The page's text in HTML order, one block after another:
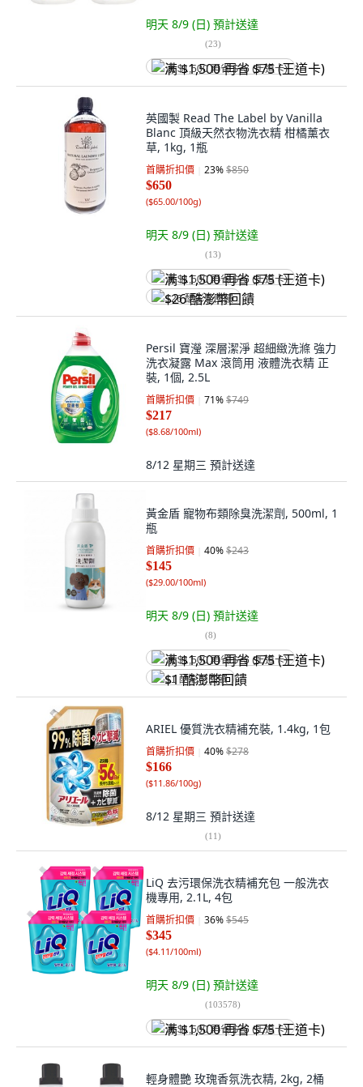
明天 8/9 (日) 預計送達
(23)
满 $1,500 再省 $75 (王道卡)
英國製 Read The Label by Vanilla
Blanc 頂級天然衣物洗衣精 柑橘薰衣
草, 1kg, 1瓶
首購折扣價 23%$850
$650
($65.00/100g)
明天 8/9 (日) 預計送達
(13)
满 $1,500 再省 $75 (王道卡)
$26 酷澎幣回饋
Persil 寶瀅 深層潔淨 超細緻洗滌 強力
洗衣凝露 Max 滾筒用 液體洗衣精 正
裝, 1個, 2.5L
首購折扣價 71%$749
$217
($8.68/100ml)
8/12 星期三 預計送達
黃金盾 寵物布類除臭洗潔劑, 500ml, 1
瓶
首購折扣價 40%$243
$145
($29.00/100ml)
明天 8/9 (日) 預計送達
(8)
满 $1,500 再省 $75 (王道卡)
$1 酷澎幣回饋
ARIEL 優質洗衣精補充裝, 1.4kg, 1包
首購折扣價 40%$278
$166
($11.86/100g)
8/12 星期三 預計送達
(11)
LiQ 去污環保洗衣精補充包 一般洗衣
機專用, 2.1L, 4包
首購折扣價 36%$545
$345
($4.11/100ml)
明天 8/9 (日) 預計送達
(103578)
满 $1,500 再省 $75 (王道卡)
輕身體艷 玫瑰香氛洗衣精, 2kg, 2桶